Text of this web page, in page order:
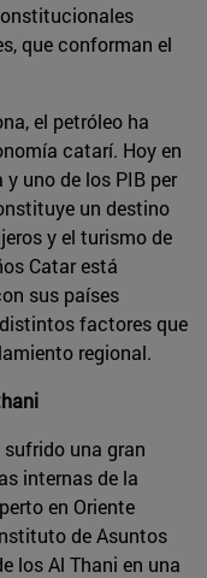
que conforman el
el petróleo ha
catarí. Hoy en
uno de los PIB per
un destino
y el turismo de
Catar está
sus países
factores que
regional.
sufrido una gran
internas de la
en Oriente
de Asuntos
los Al Thani en una